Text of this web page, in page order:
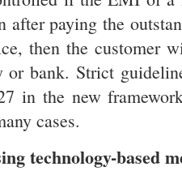
paying the
then the customer
or bank. Strict
in the new
cases.
technology-based